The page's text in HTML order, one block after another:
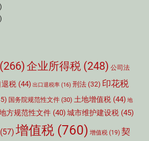
(266) 企业所得税 (248) 公司法
退税 (44) 出口退税率 (16) 刑法 (32) 印花税
国务院规范性文件 (30) 土地增值税 (44) 地
方规范性文件 (40)城市维护建设税 (45)
(57) 增值税 (760) 增值税 (19) 契